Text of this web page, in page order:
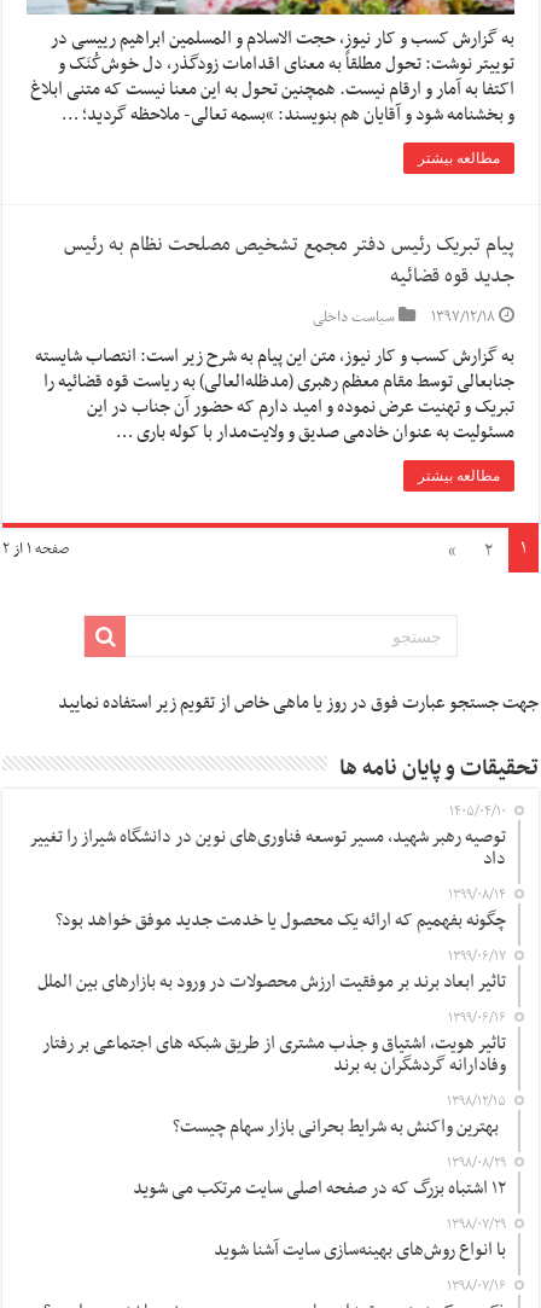
به گزارش کسب و کار نیوز، حجت الاسلام و المسلمین ابراهیم رییسی در
توییتر نوشت: تحول مطلقاً به معنای اقدامات زودگذر، دل خوش‌کُنَک و
اکتفا به آمار و ارقام نیست. همچنین تحول به این معنا نیست که متنی ابلاغ
و بخشنامه شود و آقایان هم بنویسند: “بسمه تعالی- ملاحظه گردید؛ …
مطالعه بیشتر
پیام تبریک رئیس دفتر مجمع تشخیص مصلحت نظام به رئیس
جدید قوه قضائیه
۱۳۹۷/۱۲/۱۸ سیاست داخلی
به گزارش کسب و کار نیوز، متن این پیام به شرح زیر است: انتصاب شایسته
جنابعالی توسط مقام معظم رهبری (مدظله‌العالی) به ریاست قوه قضائیه را
تبریک و تهنیت عرض نموده و امید دارم که حضور آن جناب در این
مسئولیت به عنوان خادمی صدیق و ولایت‌مدار با کوله باری …
مطالعه بیشتر
صفحه ۱ از ۲ ۱ ۲ »
جهت جستجو عبارت فوق در روز یا ماهی خاص از تقویم زیر استفاده نمایید
تحقیقات و پایان نامه ها
۱۴۰۵/۰۴/۱۰
توصیه رهبر شهید، مسیر توسعه فناوری‌های نوین در دانشگاه شیراز را تغییر
داد
۱۳۹۹/۰۸/۱۴
چگونه بفهمیم که ارائه یک محصول یا خدمت جدید موفق خواهد بود؟
۱۳۹۹/۰۶/۱۷
تاثیر ابعاد برند بر موفقیت ارزش محصولات در ورود به بازارهای بین الملل
۱۳۹۹/۰۶/۱۶
تاثیر هویت، اشتیاق و جذب مشتری از طریق شبکه های اجتماعی بر رفتار
وفادارانه گردشگران به برند
۱۳۹۸/۱۲/۱۵
بهترین واکنش به شرایط بحرانی بازار سهام چیست؟
۱۳۹۸/۰۸/۲۹
۱۲ اشتباه بزرگ که در صفحه اصلی سایت مرتکب می شوید
۱۳۹۸/۰۷/۲۹
با انواع روش‌های بهینه‌سازی سایت آشنا شوید
۱۳۹۸/۰۷/۱۶